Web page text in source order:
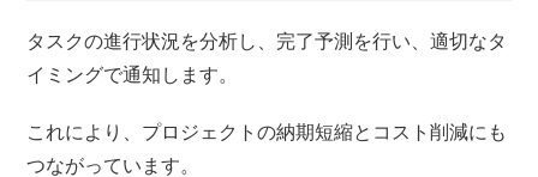
タスクの進行状況を分析し、完了予測を行い、適切なタ
イミングで通知します。
これにより、プロジェクトの納期短縮とコスト削減にも
つながっています。